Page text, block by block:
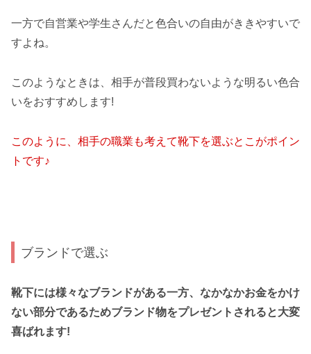
一方で自営業や学生さんだと色合いの自由がききやすいで
すよね。
このようなときは、相手が普段買わないような明るい色合
いをおすすめします!
このように、相手の職業も考えて靴下を選ぶとこがポイン
トです♪
ブランドで選ぶ
靴下には様々なブランドがある一方、 なかなかお金をかけ
ない部分であるためブランド物をプレゼントされると大変
喜ばれます!